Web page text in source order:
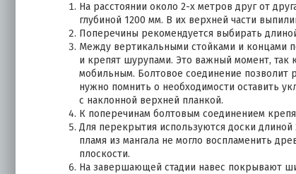
На расстоянии около 2-х метров друг от
глубиной 1200 мм. В их верхней части
Поперечины рекомендуется выбирать
Между вертикальными стойками и концами
и крепят шурупами. Это важный момент, так
мобильным. Болтовое соединение позволит
нужно помнить о необходимости оставить
с наклонной верхней планкой.
К поперечинам болтовым соединением
Для перекрытия используются доски
пламя из мангала не могло воспламенить
плоскости.
На завершающей стадии навес покрывают